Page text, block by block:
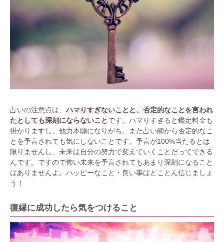
占いの注意点は、 ハマりすぎないことと、否定的なことを言われ
たとしても深刻にならないことです。ハマりすぎると鑑定料金も
掛かりますし、他力本願になりがち。また占い師から否定的なこ
とを予言されても気にしないことです。予言が100%当たるとは
限りませんし、未来は自分の努力で変えていくことだってできる
んです。ですので怖い未来を予言されてもあまり深刻になること
はありませんよ。ハッピーなこと・良い事はとことん信じましょ
う！
復縁に成功したら気をつけること